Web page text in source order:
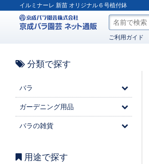
イルミナーレ 新苗 オリジナル６号植付鉢
ご利用ガイド
分類で探す
バラ
ガーデニング用品
バラの雑貨
用途で探す